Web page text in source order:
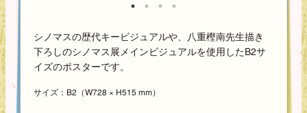
シノマスの歴代キービジュアルや、八重樫南先生描き
下ろしのシノマス展メインビジュアルを使用したB2サ
イズのポスターです。
サイズ：B2（W728 × H515 mm）